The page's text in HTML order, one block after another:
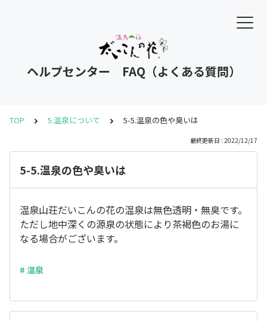
ヘルプセンター FAQ（よくある質問）
TOP 5.温泉について 5-5.温泉の色や臭いは
最終更新日 : 2022/12/17
5-5.温泉の色や臭いは
温泉山荘だいこんの花の温泉は無色透明・無臭です。
ただし地中深くの源泉の状態により茶褐色のお湯に
なる場合がございます。
# 温泉